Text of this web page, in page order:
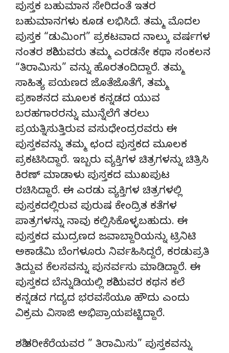
ಪುಸ್ತಕ ಬಹುಮಾನ ಸೇರಿದಂತೆ ಇತರ
ಬಹುಮಾನಗಳು ಕೂಡ ಲಭಿಸಿದೆ. ತಮ್ಮ ಮೊದಲ
ಪುಸ್ತಕ “ಡುಮಿಂಗ” ಪ್ರಕಟವಾದ ನಾಲ್ಕು ವರ್ಷಗಳ
ನಂತರ ಶಶಿಯವರು ತಮ್ಮ ಎರಡನೇ ಕಥಾ ಸಂಕಲನ
“ತಿರಾಮಿಸು” ವನ್ನು ಹೊರತಂದಿದ್ದಾರೆ. ತಮ್ಮ
ಸಾಹಿತ್ಯ ಪಯಣದ ಜೊತೆಜೊತೆಗೆ, ತಮ್ಮ
ಪ್ರಕಾಶನದ ಮೂಲಕ ಕನ್ನಡದ ಯುವ
ಬರಹಗಾರರನ್ನು ಮುನ್ನೆಲೆಗೆ ತರಲು
ಪ್ರಯತ್ನಿಸುತ್ತಿರುವ ವಸುಧೇಂದ್ರರವರು ಈ
ಪುಸ್ತಕವನ್ನು ತಮ್ಮ ಛಂದ ಪುಸ್ತಕದ ಮೂಲಕ
ಪ್ರಕಟಿಸಿದ್ದಾರೆ. ಇಬ್ಬರು ವ್ಯಕ್ತಿಗಳ ಚಿತ್ರಗಳನ್ನು ಚಿತ್ರಿಸಿ
ಕಿರಣ್‌ ಮಾಡಾಳು ಪುಸ್ತಕದ ಮುಖಪುಟ
ರಚಿಸಿದ್ದಾರೆ. ಈ ಎರಡು ವ್ಯಕ್ತಿಗಳ ಚಿತ್ರಗಳಲ್ಲಿ
ಪುಸ್ತಕದಲ್ಲಿರುವ ಪುರುಷ ಕೇಂದ್ರಿತ ಕತೆಗಳ
ಪಾತ್ರಗಳನ್ನು ನಾವು ಕಲ್ಪಿಸಿಕೊಳ್ಳಬಹುದು. ಈ
ಪುಸ್ತಕದ ಮುದ್ರಣದ ಜವಾಬ್ದಾರಿಯನ್ನು ಟ್ರಿನಿಟಿ
ಅಕಾಡೆಮಿ ಬೆಂಗಳೂರು ನಿರ್ವಹಿಸಿದ್ದರೆ, ಕರಡುಪ್ರತಿ
ತಿದ್ದುವ ಕೆಲಸವನ್ನು ಪುನರ್ವಸು ಮಾಡಿದ್ದಾರೆ. ಈ
ಪುಸ್ತಕದ ಬೆನ್ನುಡಿಯಲ್ಲಿ ಶಶಿಯವರ ಕಥನ ಕಲೆ
ಕನ್ನಡದ ಗದ್ಯದ ಭರವಸೆಯೂ ಹೌದು ಎಂದು
ವಿಕ್ರಮ ವಿಸಾಜಿ ಅಭಿಪ್ರಾಯಪಟ್ಟಿದ್ದಾರೆ.
ಶಶಿ ತರೀಕೆರೆಯವರ ” ತಿರಾಮಿಸು” ಪುಸ್ತಕವನ್ನು